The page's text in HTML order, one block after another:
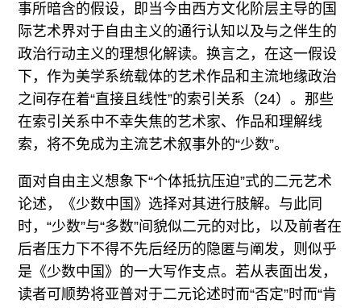
事所暗含的假设，即当今由西方文化阶层主导的国
际艺术界对于自由主义的通行认知以及与之伴生的
政治行动主义的理想化解读。换言之，在这一假设
下，作为美学系统载体的艺术作品和主流地缘政治
之间存在着“直接且线性”的索引关系（24）。那些
在索引关系中不幸失焦的艺术家、作品和理解线
索，将不免成为主流艺术叙事外的“少数”。
面对自由主义想象下“个体抵抗压迫”式的二元艺术
论述，《少数中国》选择对其进行肢解。与此同
时，“少数”与“多数”间貌似二元的对比，以及前者在
后者压力下不得不先后经历的隐匿与阐发，则似乎
是《少数中国》的一大写作支点。若从表面出发，
读者可顺势将亚普对于二元论述时而“否定”时而“肯